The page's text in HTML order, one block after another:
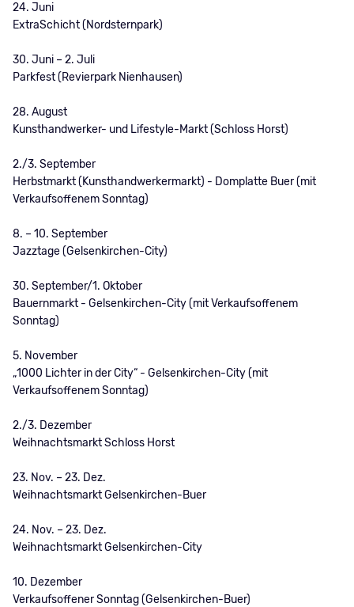
24. Juni
ExtraSchicht (Nordsternpark)
30. Juni – 2. Juli
Parkfest (Revierpark Nienhausen)
28. August
Kunsthandwerker- und Lifestyle-Markt (Schloss Horst)
2./3. September
Herbstmarkt (Kunsthandwerkermarkt) - Domplatte Buer (mit
Verkaufsoffenem Sonntag)
8. – 10. September
Jazztage (Gelsenkirchen-City)
30. September/1. Oktober
Bauernmarkt - Gelsenkirchen-City (mit Verkaufsoffenem
Sonntag)
5. November
„1000 Lichter in der City“ - Gelsenkirchen-City (mit
Verkaufsoffenem Sonntag)
2./3. Dezember
Weihnachtsmarkt Schloss Horst
23. Nov. – 23. Dez.
Weihnachtsmarkt Gelsenkirchen-Buer
24. Nov. – 23. Dez.
Weihnachtsmarkt Gelsenkirchen-City
10. Dezember
Verkaufsoffener Sonntag (Gelsenkirchen-Buer)